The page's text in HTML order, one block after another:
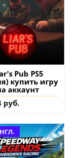
Pub PS5
купить игру
аккаунт
руб.